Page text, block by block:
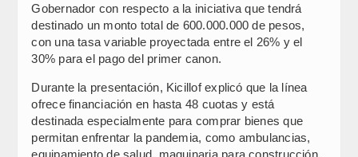
Gobernador con respecto a la iniciativa que tendrá
destinado un monto total de 600.000.000 de pesos,
con una tasa variable proyectada entre el 26% y el
30% para el pago del primer canon.
Durante la presentación, Kicillof explicó que la línea
ofrece financiación en hasta 48 cuotas y está
destinada especialmente para comprar bienes que
permitan enfrentar la pandemia, como ambulancias,
equipamiento de salud, maquinaria para construcción,